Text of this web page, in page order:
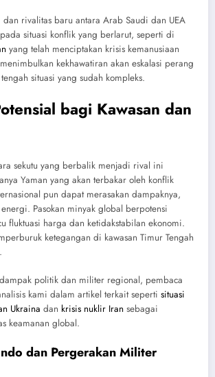
dan rivalitas baru antara Arab Saudi dan UEA
situasi konflik yang berlarut, seperti di
yang telah menciptakan krisis kemanusiaan
kekhawatiran akan eskalasi perang
situasi yang sudah kompleks.
bagi Kawasan dan
sekutu yang berbalik menjadi rival ini
Yaman yang akan terbakar oleh konflik
pun dapat merasakan dampaknya,
Pasokan minyak global berpotensi
fluktuasi harga dan ketidakstabilan ekonomi.
ketegangan di kawasan Timur Tengah
politik dan militer regional, pembaca
kami dalam artikel terkait seperti situasi
Ukraina dan krisis nuklir Iran sebagai
keamanan global.
dan Pergerakan Militer